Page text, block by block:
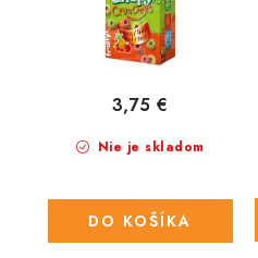
Nie je skladom
3,75 €
DO KOŠÍKA